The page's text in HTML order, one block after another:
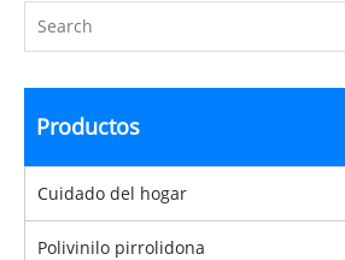
Productos
Cuidado del hogar
Polivinilo pirrolidona